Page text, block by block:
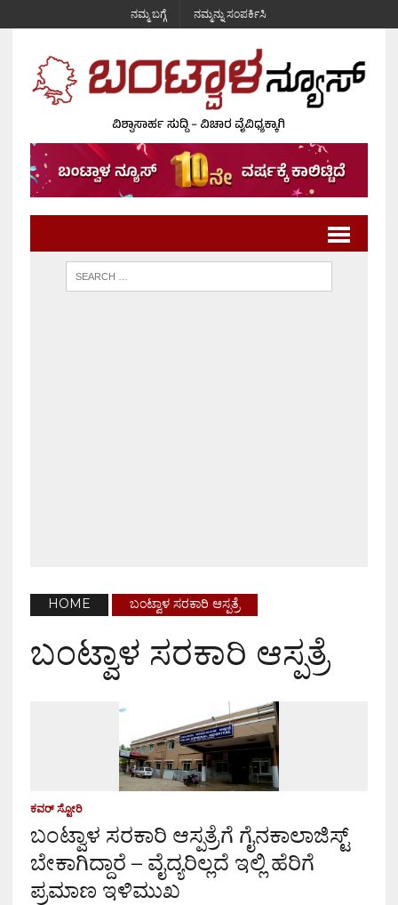
ನಮ್ಮ ಬಗ್ಗೆ ನಮ್ಮನ್ನು ಸಂಪರ್ಕಿಸಿ
HOME ಬಂಟ್ವಾಳ ಸರಕಾರಿ ಆಸ್ಪತ್ರೆ
ಬಂಟ್ವಾಳ ಸರಕಾರಿ ಆಸ್ಪತ್ರೆ
ಕವರ್ ಸ್ಟೋರಿ
ಬಂಟ್ವಾಳ ಸರಕಾರಿ ಆಸ್ಪತ್ರೆಗೆ ಗೈನಕಾಲಾಜಿಸ್ಟ್
ಬೇಕಾಗಿದ್ದಾರೆ – ವೈದ್ಯರಿಲ್ಲದೆ ಇಲ್ಲಿ ಹೆರಿಗೆ
ಪ್ರಮಾಣ ಇಳಿಮುಖ